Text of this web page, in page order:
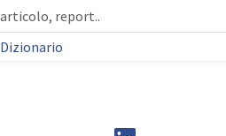
Dizionario